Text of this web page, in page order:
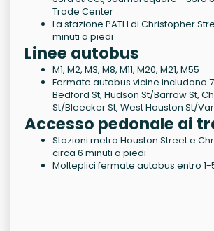
Trade Center
La stazione PATH di Christopher
minuti a piedi
Linee autobus
M1, M2, M3, M8, M11, M20, M21, M55
Fermate autobus vicine includono
Bedford St, Hudson St/Barrow St,
St/Bleecker St, West Houston St/
Accesso pedonale ai
Stazioni metro Houston Street e
circa 6 minuti a piedi
Molteplici fermate autobus entro 1-